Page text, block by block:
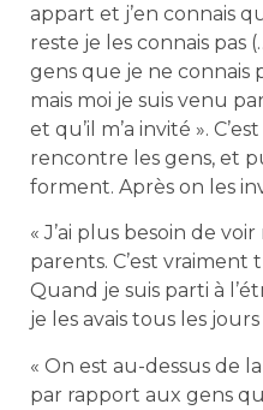
appart et j’en connais
reste je les connais pas
gens que je ne connais
mais moi je suis venu
et qu’il m’a invité ».
rencontre les gens, et
forment. Après on les
« J’ai plus besoin de
parents. C’est
Quand je suis parti à
je les avais tous les
« On est au-dessus de
par rapport aux gens